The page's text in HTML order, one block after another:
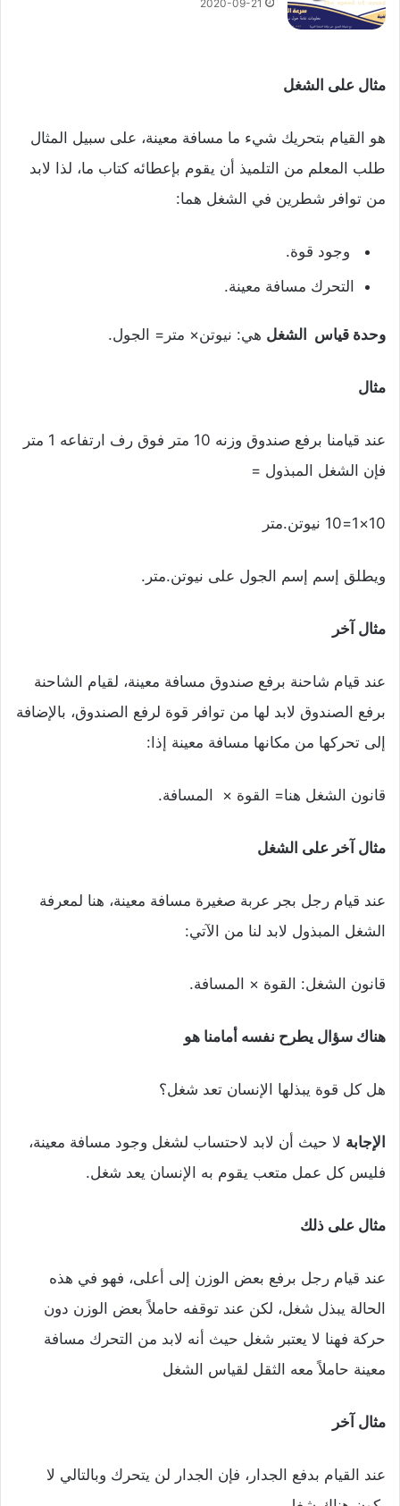
2020-09-21
مثال على الشغل
هو القيام بتحريك شيء ما مسافة معينة، على سبيل المثال
طلب المعلم من التلميذ أن يقوم بإعطائه كتاب ما، لذا لابد
من توافر شطرين في الشغل هما:
وجود قوة.
التحرك مسافة معينة.
وحدة قياس الشغل هي: نيوتن× متر= الجول.
مثال
عند قيامنا برفع صندوق وزنه 10 متر فوق رف ارتفاعه 1 متر
فإن الشغل المبذول =
10×1=10 نيوتن.متر
ويطلق إسم إسم الجول على نيوتن.متر.
مثال آخر
عند قيام شاحنة برفع صندوق مسافة معينة، لقيام الشاحنة
برفع الصندوق لابد لها من توافر قوة لرفع الصندوق، بالإضافة
إلى تحركها من مكانها مسافة معينة إذا:
قانون الشغل هنا= القوة × المسافة.
مثال آخر على الشغل
عند قيام رجل بجر عربة صغيرة مسافة معينة، هنا لمعرفة
الشغل المبذول لابد لنا من الآتي:
قانون الشغل: القوة × المسافة.
هناك سؤال يطرح نفسه أمامنا هو
هل كل قوة يبذلها الإنسان تعد شغل؟
الإجابة لا حيث أن لابد لاحتساب لشغل وجود مسافة معينة،
فليس كل عمل متعب يقوم به الإنسان يعد شغل.
مثال على ذلك
عند قيام رجل برفع بعض الوزن إلى أعلى، فهو في هذه
الحالة يبذل شغل، لكن عند توقفه حاملاً بعض الوزن دون
حركة فهنا لا يعتبر شغل حيث أنه لابد من التحرك مسافة
معينة حاملاً معه الثقل لقياس الشغل
مثال آخر
عند القيام بدفع الجدار، فإن الجدار لن يتحرك وبالتالي لا